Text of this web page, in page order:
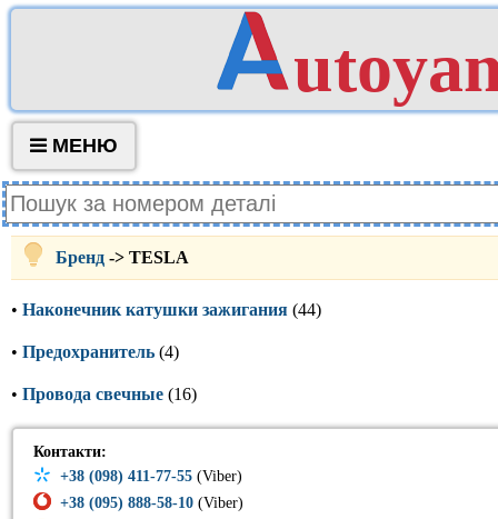
МЕНЮ
Бренд -> TESLA
• Наконечник катушки зажигания (44)
• Предохранитель (4)
• Провода свечные (16)
Контакти:
+38 (098) 411-77-55 (Viber)
+38 (095) 888-58-10 (Viber)